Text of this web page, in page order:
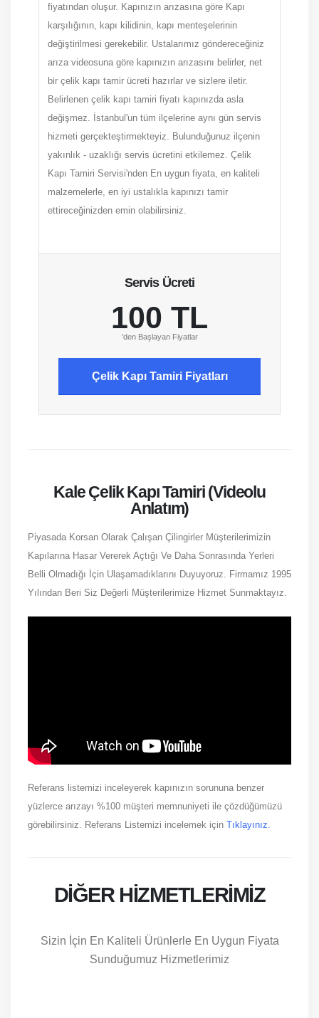
fiyatından oluşur. Kapınızın arızasına göre Kapı
karşılığının, kapı kilidinin, kapı menteşelerinin
değiştirilmesi gerekebilir. Ustalarımız göndereceğiniz
arıza videosuna göre kapınızın arızasını belirler, net
bir çelik kapı tamir ücreti hazırlar ve sizlere iletir.
Belirlenen çelik kapı tamiri fiyatı kapınızda asla
değişmez. İstanbul'un tüm ilçelerine aynı gün servis
hizmeti gerçekteştirmekteyiz. Bulunduğunuz ilçenin
yakınlık - uzaklığı servis ücretini etkilemez. Çelik
Kapı Tamiri Servisi'nden En uygun fiyata, en kaliteli
malzemelerle, en iyi ustalıkla kapınızı tamir
ettireceğinizden emin olabilirsiniz.
Servis Ücreti
100 TL
'den Başlayan Fiyatlar
Çelik Kapı Tamiri Fiyatları
Kale Çelik Kapı Tamiri (Videolu
Anlatım)
Piyasada Korsan Olarak Çalışan Çilingirler Müşterilerimizin
Kapılarına Hasar Vererek Açtığı Ve Daha Sonrasında Yerleri
Belli Olmadığı İçin Ulaşamadıklarını Duyuyoruz. Firmamız 1995
Yılından Beri Siz Değerli Müşterilerimize Hizmet Sunmaktayız.
Referans listemizi inceleyerek kapınızın sorununa benzer
yüzlerce arızayı %100 müşteri memnuniyeti ile çözdüğümüzü
görebilirsiniz. Referans Listemizi incelemek için Tıklayınız.
DIĞER HIZMETLERIMIZ
Sizin İçin En Kaliteli Ürünlerle En Uygun Fiyata
Sunduğumuz Hizmetlerimiz